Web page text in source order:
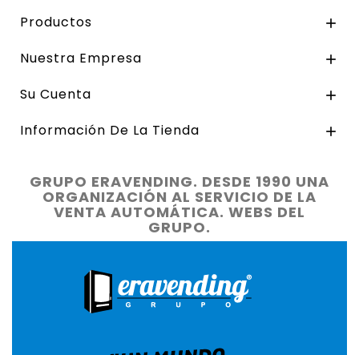
Productos 
Nuestra Empresa 
Su Cuenta 
Información De La Tienda 
GRUPO ERAVENDING. DESDE 1990 UNA
ORGANIZACIÓN AL SERVICIO DE LA
VENTA AUTOMÁTICA. WEBS DEL
GRUPO.